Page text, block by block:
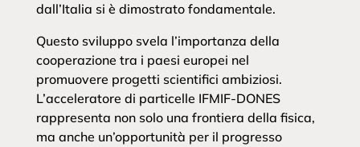
dall’Italia si è dimostrato fondamentale.
Questo sviluppo svela l’importanza della
cooperazione tra i paesi europei nel
promuovere progetti scientifici ambiziosi.
L’acceleratore di particelle IFMIF-DONES
rappresenta non solo una frontiera della fisica,
ma anche un’opportunità per il progresso